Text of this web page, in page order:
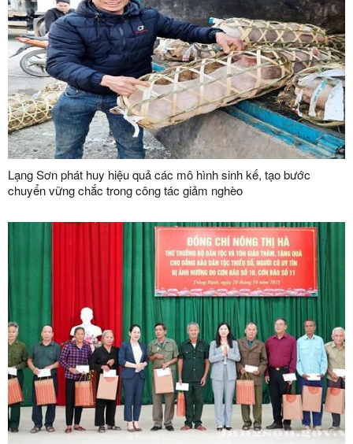
Lạng Sơn phát huy hiệu quả các mô hình sinh kế, tạo bước
chuyển vững chắc trong công tác giảm nghèo